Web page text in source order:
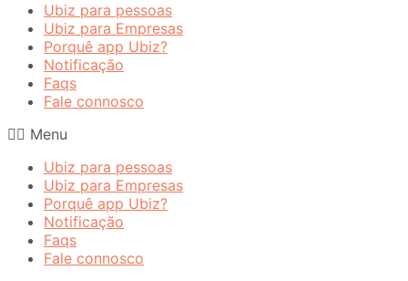
Ubiz para pessoas
Ubiz para Empresas
Porquê app Ubiz?
Notificação
Faqs
Fale connosco
Menu
Ubiz para pessoas
Ubiz para Empresas
Porquê app Ubiz?
Notificação
Faqs
Fale connosco